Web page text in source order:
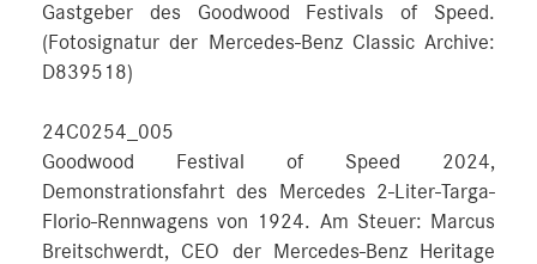
Gastgeber des Goodwood Festivals of Speed.
(Fotosignatur der Mercedes-Benz Classic Archive:
D839518)
24C0254_005
Goodwood Festival of Speed 2024,
Demonstrationsfahrt des Mercedes 2-Liter-Targa-
Florio-Rennwagens von 1924. Am Steuer: Marcus
Breitschwerdt, CEO der Mercedes-Benz Heritage